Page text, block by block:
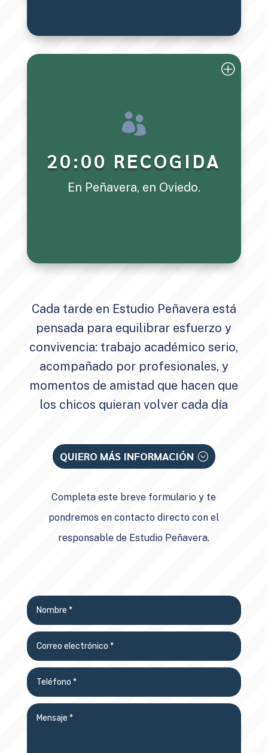

20:00 RECOGIDA
En Peñavera, en Oviedo.
Cada tarde en Estudio Peñavera está
pensada para equilibrar esfuerzo y
convivencia: trabajo académico serio,
acompañado por profesionales, y
momentos de amistad que hacen que
los chicos quieran volver cada día
QUIERO MÁS INFORMACIÓN
Completa este breve formulario y te
pondremos en contacto directo con el
responsable de Estudio Peñavera.